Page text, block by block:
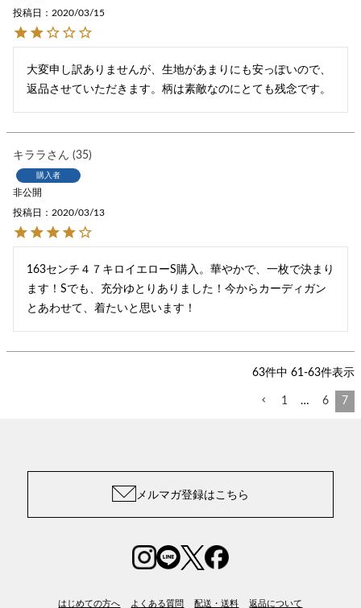
投稿日 2020/03/15
大変申し訳ありませんが、生地があまりにも安っぽいので、
返品させていただきます。柄は素敵なのにとても残念です。
キララ 35
購入者
非公開
投稿日 2020/03/13
163センチ４７キロイエローS購入。華やかで、一枚で決まり
ます！Sでも、充分ゆとりありました！今からカーディガン
63件中 61 -63件表示
1 … 6 7
メルマガ登録はこちら
はじめての方へ よくある質問 配送・送料 返品について